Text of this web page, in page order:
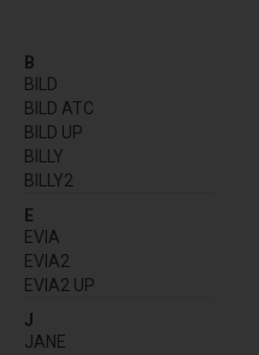
B
BILD
BILD ATC
BILD UP
BILLY
BILLY2
E
EVIA
EVIA2
EVIA2 UP
J
JANE